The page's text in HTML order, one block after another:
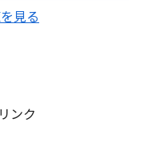
見る
ンク